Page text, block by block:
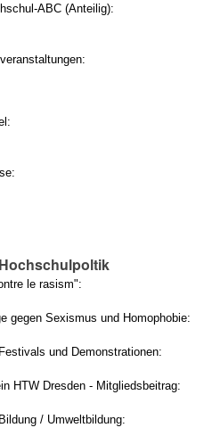
ABC (Anteilig):
le rasism":
gegen Sexismus und Homophobie:
und Demonstrationen:
HTW Dresden - Mitgliedsbeitrag:
/ Umweltbildung: